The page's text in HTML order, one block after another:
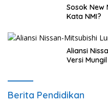
Sosok New
Kata NMI?
Aliansi
Versi Mungil
Berita Pendidikan